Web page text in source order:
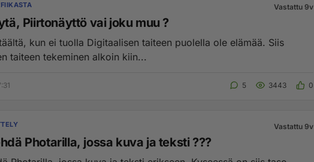
Vastattu 9v
Piirtonäyttö vai joku muu ?
kun ei tuolla Digitaalisen taiteen puolella ole elämää. Siis
taiteen tekeminen alkoin kiin...
5 3443 0
Vastattu 9v
Photarilla, jossa kuva ja teksti ???